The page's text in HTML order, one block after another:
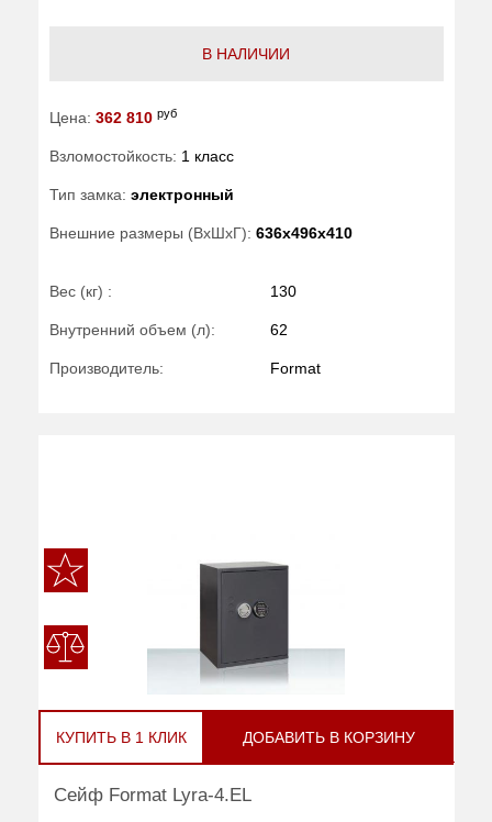
В НАЛИЧИИ
Цена: 362 810 руб
Взломостойкость: 1 класс
Тип замка: электронный
Внешние размеры (ВхШхГ): 636x496x410
Вес (кг) : 130
Внутренний объем (л): 62
Производитель: Format
КУПИТЬ В 1 КЛИК ДОБАВИТЬ В КОРЗИНУ
Сейф Format Lyra-4.EL